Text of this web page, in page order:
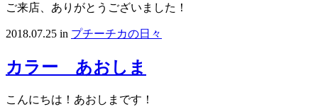
ご来店、ありがとうございました！
2018.07.25 in プチーチカの日々
カラー あおしま
こんにちは！あおしまです！